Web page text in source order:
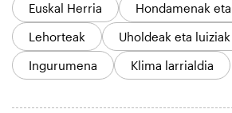
Euskal Herria
Hondamenak
Lehorteak
Uholdeak eta luiziak
Ingurumena
Klima larrialdia